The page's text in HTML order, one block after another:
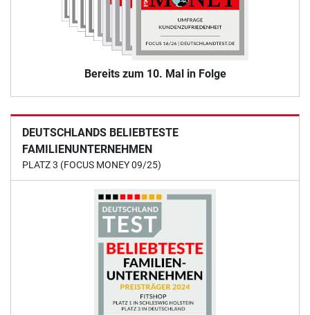
Bereits zum 10. Mal in Folge
DEUTSCHLANDS BELIEBTESTE
FAMILIENUNTERNEHMEN
PLATZ 3 (FOCUS MONEY 09/25)